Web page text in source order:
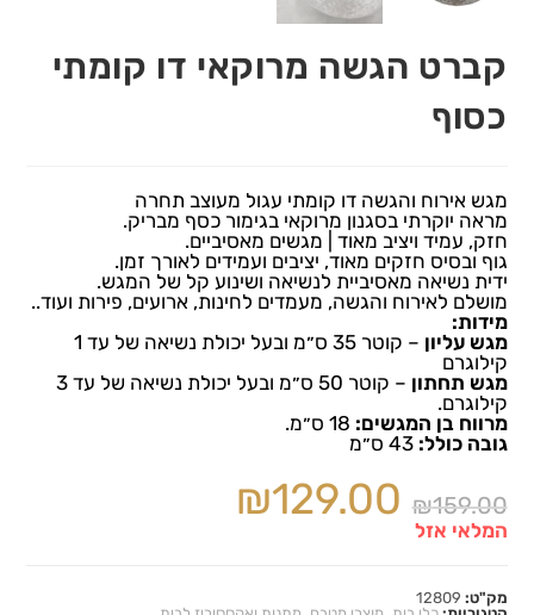
קברט הגשה מרוקאי דו קומתי
כסוף
מגש אירוח והגשה דו קומתי עגול מעוצב תחרה
מראה יוקרתי בסגנון מרוקאי בגימור כסף מבריק.
חזק, עמיד ויציב מאוד | מגשים מאסיביים.
גוף ובסיס חזקים מאוד, יציבים ועמידים לאורך זמן.
ידית נשיאה מאסיביית לנשיאה ושינוע קל של המגש.
מושלם לאירוח והגשה, מעמדים לחינות, ארועים, פירות ועוד..
מידות:
מגש עליון
– קוטר 35 ס״מ ובעל יכולת נשיאה של עד 1
קילוגרם
מגש תחתון
– קוטר 50 ס״מ ובעל יכולת נשיאה של עד 3
קילוגרם.
מרווח בן המגשים: 18 ס״מ.
גובה כולל: 43 ס״מ
₪159.00
₪129.00
המלאי אזל
מק"ט: 12809